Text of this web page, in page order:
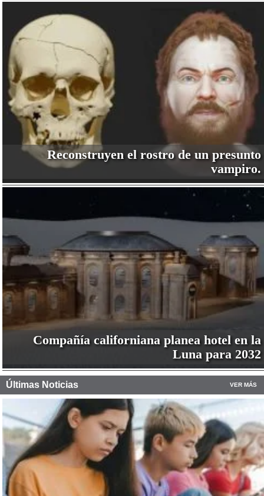
Reconstruyen el rostro de un presunto
vampiro.
Compañía californiana planea hotel en la
Luna para 2032
Últimas Noticias VER MÁS